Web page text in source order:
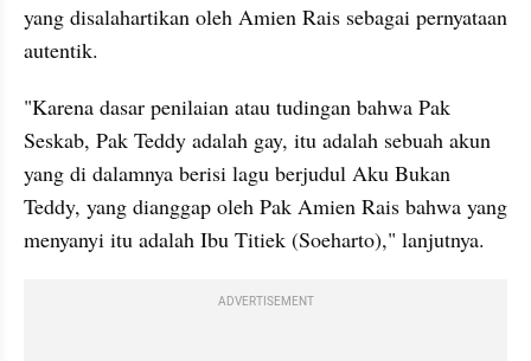
yang disalahartikan oleh Amien Rais sebagai pernyataan
autentik.
"Karena dasar penilaian atau tudingan bahwa Pak
Seskab, Pak Teddy adalah gay, itu adalah sebuah akun
yang di dalamnya berisi lagu berjudul Aku Bukan
Teddy, yang dianggap oleh Pak Amien Rais bahwa yang
menyanyi itu adalah Ibu Titiek (Soeharto)," lanjutnya.
ADVERTISEMENT